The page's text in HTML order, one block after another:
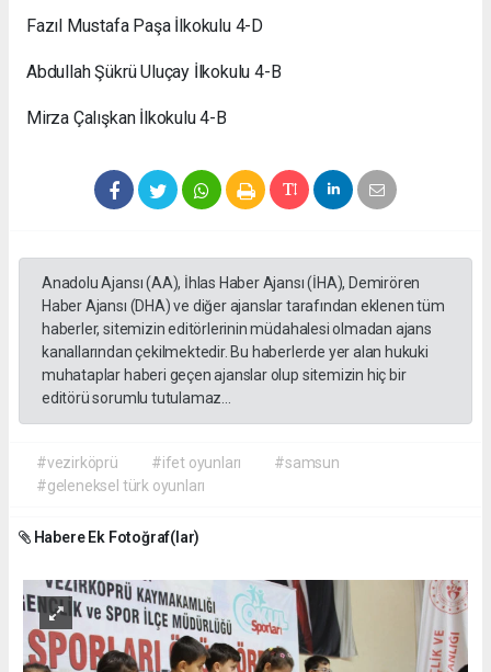
Fazıl Mustafa Paşa İlkokulu 4-D
Abdullah Şükrü Uluçay İlkokulu 4-B
Mirza Çalışkan İlkokulu 4-B
Anadolu Ajansı (AA), İhlas Haber Ajansı (İHA), Demirören
Haber Ajansı (DHA) ve diğer ajanslar tarafından eklenen tüm
haberler, sitemizin editörlerinin müdahalesi olmadan ajans
kanallarından çekilmektedir. Bu haberlerde yer alan hukuki
muhataplar haberi geçen ajanslar olup sitemizin hiç bir
editörü sorumlu tutulamaz...
#vezirköprü #ifet oyunları
#samsun
#geleneksel türk oyunları
Habere Ek Fotoğraf(lar)